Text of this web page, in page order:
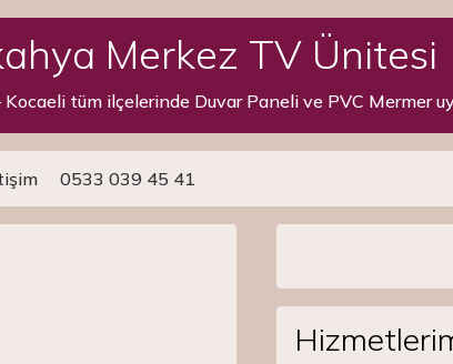
Merkez TV Ünitesi
tüm ilçelerinde Duvar Paneli ve PVC Mermer
0533 039 45 41